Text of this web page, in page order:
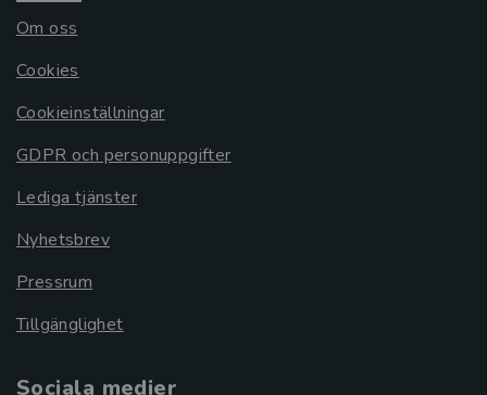
Om oss
Cookies
Cookieinställningar
GDPR och personuppgifter
Lediga tjänster
Nyhetsbrev
Pressrum
Tillgänglighet
Sociala medier